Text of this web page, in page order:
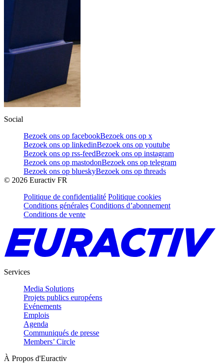
Social
Bezoek ons op facebookBezoek ons op x
Bezoek ons op linkedinBezoek ons op youtube
Bezoek ons op rss-feedBezoek ons op instagram
Bezoek ons op mastodonBezoek ons op telegram
Bezoek ons op blueskyBezoek ons op threads
© 2026 Euractiv FR
Politique de confidentialité Politique cookies
Conditions générales Conditions d’abonnement
Conditions de vente
Services
Media Solutions
Projets publics européens
Evénements
Emplois
Agenda
Communiqués de presse
Members’ Circle
À Propos d'Euractiv